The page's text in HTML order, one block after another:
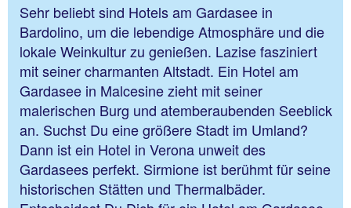
Sehr beliebt sind Hotels am Gardasee in
Bardolino, um die lebendige Atmosphäre und die
lokale Weinkultur zu genießen. Lazise fasziniert
mit seiner charmanten Altstadt. Ein Hotel am
Gardasee in Malcesine zieht mit seiner
malerischen Burg und atemberaubenden Seeblick
an. Suchst Du eine größere Stadt im Umland?
Dann ist ein Hotel in Verona unweit des
Gardasees perfekt. Sirmione ist berühmt für seine
historischen Stätten und Thermalbäder.